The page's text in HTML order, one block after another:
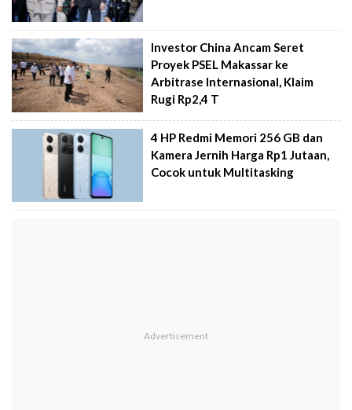
Investor China Ancam Seret
Proyek PSEL Makassar ke
Arbitrase Internasional, Klaim
Rugi Rp2,4 T
4 HP Redmi Memori 256 GB dan
Kamera Jernih Harga Rp1 Jutaan,
Cocok untuk Multitasking